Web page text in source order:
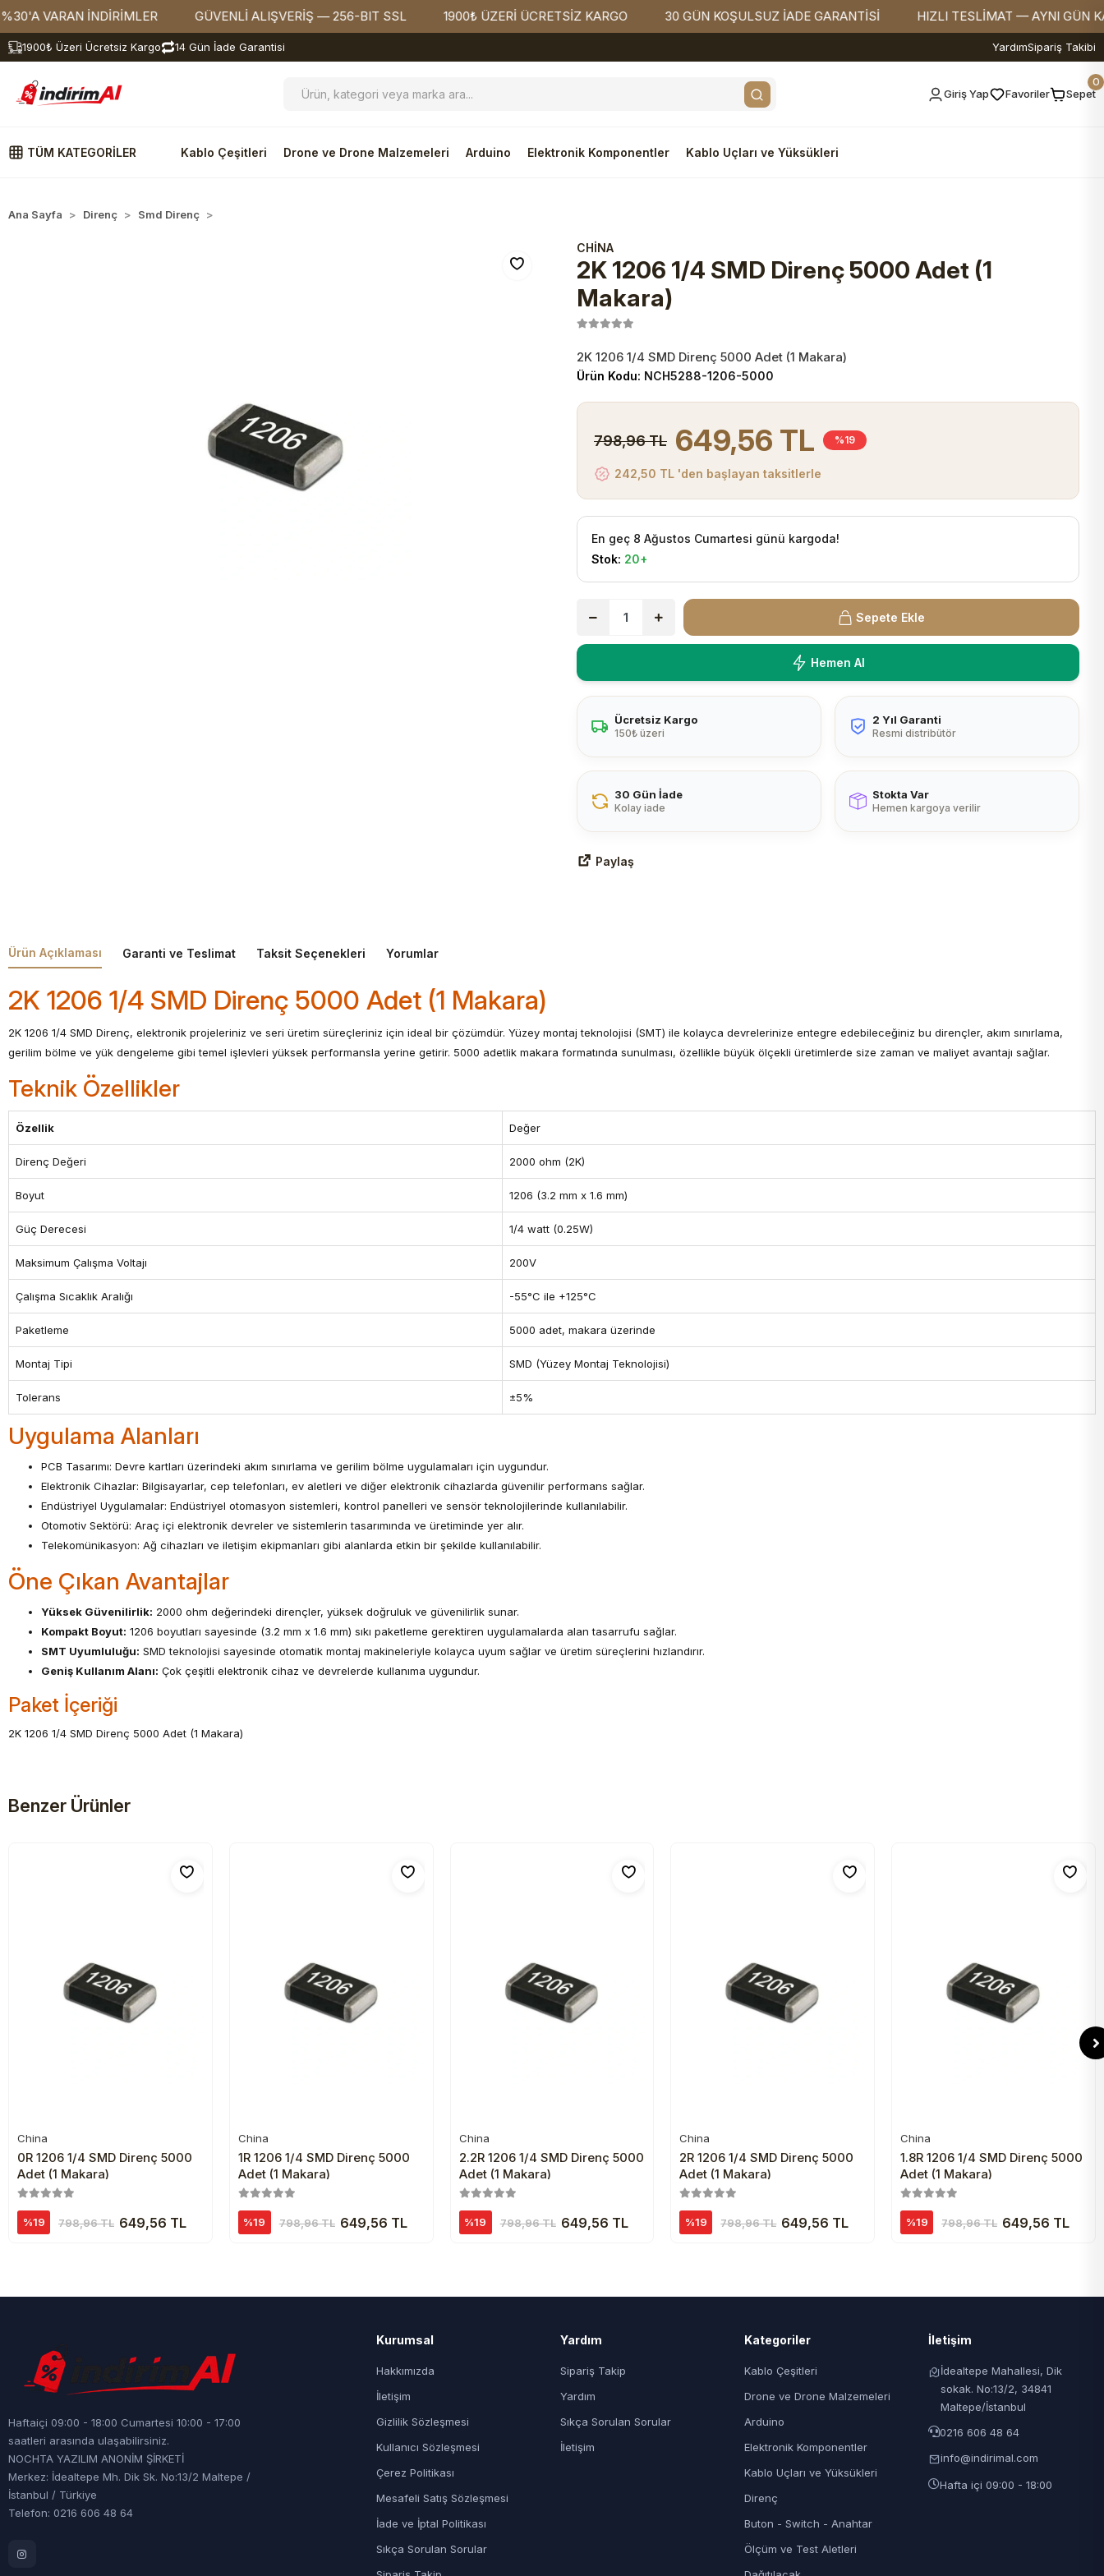
İNDİRİMLER GÜVENLİ ALIŞVERİŞ — 256-BIT SSL 1900₺ ÜZERİ ÜCRETSİZ KARGO 30 GÜN KOŞULSUZ İADE GARANTİSİ HIZLI TESLİMAT — AYNI GÜN
1900₺ Üzeri Ücretsiz Kargo 14 Gün İade Garantisi YardımSipariş Takibi
Giriş Yap Favoriler Sepet
0
TÜM KATEGORİLER Kablo Çeşitleri Drone ve Drone Malzemeleri Arduino Elektronik Komponentler Kablo Uçları ve Yüksükleri
Ana Sayfa Direnç Smd Direnç
CHİNA
2K 1206 1/4 SMD Direnç 5000 Adet (1
Makara)
2K 1206 1/4 SMD Direnç 5000 Adet (1 Makara)
Ürün Kodu: NCH5288-1206-5000
798,96 TL 649,56 TL %19
242,50 TL 'den başlayan taksitlerle
En geç 8 Ağustos Cumartesi günü kargoda!
Stok: 20+
Sepete Ekle
Hemen Al
Ücretsiz Kargo
150₺ üzeri
2 Yıl Garanti
Resmi distribütör
30 Gün İade
Kolay iade
Stokta Var
Hemen kargoya verilir
Paylaş
Ürün Açıklaması Garanti ve Teslimat Taksit Seçenekleri Yorumlar
2K 1206 1/4 SMD Direnç 5000 Adet (1 Makara)
2K 1206 1/4 SMD Direnç, elektronik projeleriniz ve seri üretim süreçleriniz için ideal bir çözümdür. Yüzey montaj teknolojisi (SMT) ile kolayca devrelerinize entegre edebileceğiniz bu dirençler, akım sınırlama,
gerilim bölme ve yük dengeleme gibi temel işlevleri yüksek performansla yerine getirir. 5000 adetlik makara formatında sunulması, özellikle büyük ölçekli üretimlerde size zaman ve maliyet avantajı sağlar.
Teknik Özellikler
Özellik Değer
Direnç Değeri 2000 ohm (2K)
Boyut 1206 (3.2 mm x 1.6 mm)
Güç Derecesi 1/4 watt (0.25W)
Maksimum Çalışma Voltajı 200V
Çalışma Sıcaklık Aralığı -55°C ile +125°C
Paketleme 5000 adet, makara üzerinde
Montaj Tipi SMD (Yüzey Montaj Teknolojisi)
Tolerans ±5%
Uygulama Alanları
PCB Tasarımı: Devre kartları üzerindeki akım sınırlama ve gerilim bölme uygulamaları için uygundur.
Elektronik Cihazlar: Bilgisayarlar, cep telefonları, ev aletleri ve diğer elektronik cihazlarda güvenilir performans sağlar.
Endüstriyel Uygulamalar: Endüstriyel otomasyon sistemleri, kontrol panelleri ve sensör teknolojilerinde kullanılabilir.
Otomotiv Sektörü: Araç içi elektronik devreler ve sistemlerin tasarımında ve üretiminde yer alır.
Telekomünikasyon: Ağ cihazları ve iletişim ekipmanları gibi alanlarda etkin bir şekilde kullanılabilir.
Öne Çıkan Avantajlar
Yüksek Güvenilirlik: 2000 ohm değerindeki dirençler, yüksek doğruluk ve güvenilirlik sunar.
Kompakt Boyut: 1206 boyutları sayesinde (3.2 mm x 1.6 mm) sıkı paketleme gerektiren uygulamalarda alan tasarrufu sağlar.
SMT Uyumluluğu: SMD teknolojisi sayesinde otomatik montaj makineleriyle kolayca uyum sağlar ve üretim süreçlerini hızlandırır.
Geniş Kullanım Alanı: Çok çeşitli elektronik cihaz ve devrelerde kullanıma uygundur.
Paket İçeriği
2K 1206 1/4 SMD Direnç 5000 Adet (1 Makara)
Benzer Ürünler
Sepete Ekle
China
0R 1206 1/4 SMD Direnç 5000
Adet (1 Makara)
%19 798,96 TL 649,56 TL
Sepete Ekle
China
1R 1206 1/4 SMD Direnç 5000
Adet (1 Makara)
%19 798,96 TL 649,56 TL
Sepete Ekle
China
2.2R 1206 1/4 SMD Direnç 5000
Adet (1 Makara)
%19 798,96 TL 649,56 TL
Sepete Ekle
China
2R 1206 1/4 SMD Direnç 5000
Adet (1 Makara)
%19 798,96 TL 649,56 TL
Sepete Ekle
China
1.8R 1206 1/4 SMD Direnç 5000
Adet (1 Makara)
%19 798,96 TL 649,56 TL
Haftaiçi 09:00 - 18:00 Cumartesi 10:00 - 17:00
saatleri arasında ulaşabilirsiniz.
NOCHTA YAZILIM ANONİM ŞİRKETİ
Merkez: İdealtepe Mh. Dik Sk. No:13/2 Maltepe /
İstanbul / Türkiye
Telefon: 0216 606 48 64
Kurumsal
Hakkımızda
İletişim
Gizlilik Sözleşmesi
Kullanıcı Sözleşmesi
Çerez Politikası
Mesafeli Satış Sözleşmesi
İade ve İptal Politikası
Sıkça Sorulan Sorular
Yardım
Sipariş Takip
Yardım
Sıkça Sorulan Sorular
İletişim
Kategoriler
Kablo Çeşitleri
Drone ve Drone Malzemeleri
Arduino
Elektronik Komponentler
Kablo Uçları ve Yüksükleri
Direnç
Buton - Switch - Anahtar
Ölçüm ve Test Aletleri
İletişim
İdealtepe Mahallesi, Dik
sokak. No:13/2, 34841
Maltepe/İstanbul
0216 606 48 64
info@indirimal.com
Hafta içi 09:00 - 18:00